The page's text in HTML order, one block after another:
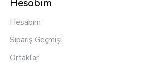
Hesabım
Hesabım
Sipariş Geçmişi
Ortaklar